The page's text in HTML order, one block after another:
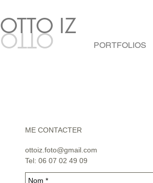
OTTO
OTTO IZ
PORTFOLIOS
ME CONTACTER
ottoiz.foto@gmail.com
Tel: 06 07 02 49 09